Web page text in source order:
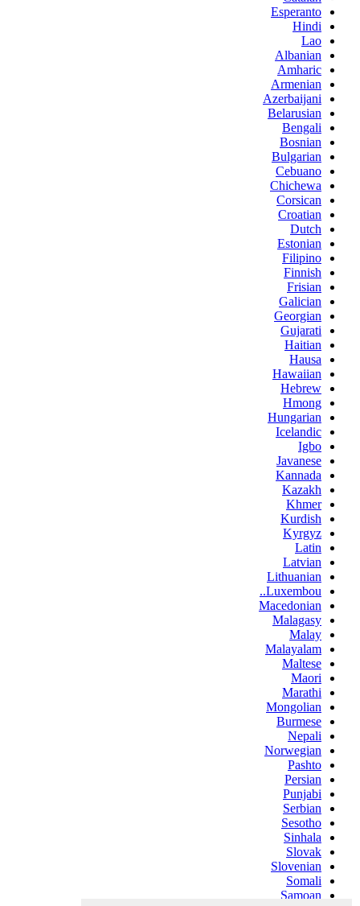
Esperanto
Hindi
Lao
Albanian
Amharic
Armenian
Azerbaijani
Belarusian
Bengali
Bosnian
Bulgarian
Cebuano
Chichewa
Corsican
Croatian
Dutch
Estonian
Filipino
Finnish
Frisian
Galician
Georgian
Gujarati
Haitian
Hausa
Hawaiian
Hebrew
Hmong
Hungarian
Icelandic
Igbo
Javanese
Kannada
Kazakh
Khmer
Kurdish
Kyrgyz
Latin
Latvian
Lithuanian
Luxembou..
Macedonian
Malagasy
Malay
Malayalam
Maltese
Maori
Marathi
Mongolian
Burmese
Nepali
Norwegian
Pashto
Persian
Punjabi
Serbian
Sesotho
Sinhala
Slovak
Slovenian
Somali
Samoan